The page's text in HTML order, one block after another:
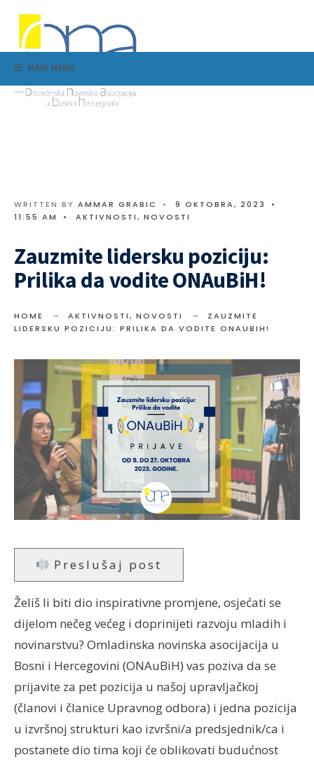
MAIN MENU
WRITTEN BY AMMAR GRABIC • 9 OKTOBRA, 2023
•
11:55 AM
• AKTIVNOSTI, NOVOSTI
Zauzmite lidersku poziciju:
Prilika da vodite ONAuBiH!
HOME AKTIVNOSTI, NOVOSTI
ZAUZMITE
LIDERSKU POZICIJU: PRILIKA DA VODITE ONAUBIH!
Preslušaj post
Želiš li biti dio inspirativne promjene, osjećati se
dijelom nečeg većeg i doprinijeti razvoju mladih i
novinarstvu? Omladinska novinska asocijacija u
Bosni i Hercegovini (ONAuBiH) vas poziva da se
prijavite za pet pozicija u našoj upravljačkoj
(članovi i članice Upravnog odbora) i jedna pozicija
u izvršnoj strukturi kao izvršni/a predsjednik/ca i
postanete dio tima koji će oblikovati budućnost